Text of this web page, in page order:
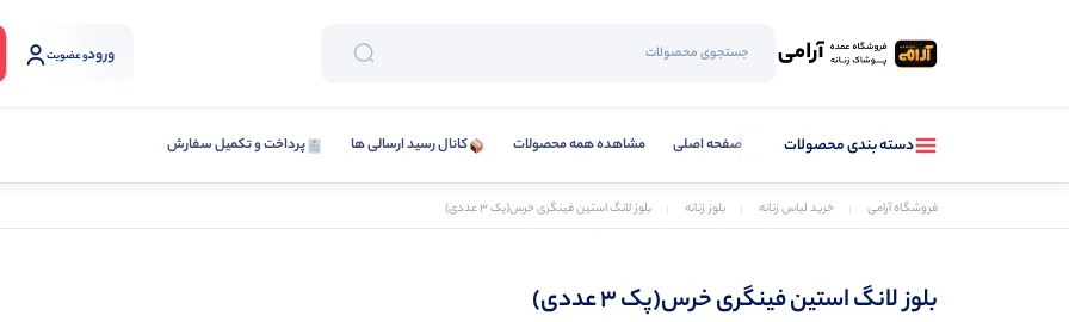
ورودو عضویت
دسته بندی محصولات صفحه اصلی مشاهده همه محصولات کانال رسید ارسالی ها پرداخت و تکمیل سفارش
فروشگاه آرامی خرید لباس زنانه بلوز زنانه بلوز لانگ استین فینگری خرس(پک 3 عددی)
بلوز لانگ استین فینگری خرس(پک 3 عددی)